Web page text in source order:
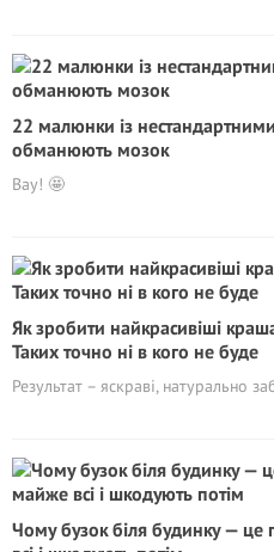
22 малюнки із
обманюють мозок
Вау! 🤩
Як зробити найкрасивіші
Таких точно ні в кого не буде
Результат – яскраві, натурально
Чому бузок біля будинку —